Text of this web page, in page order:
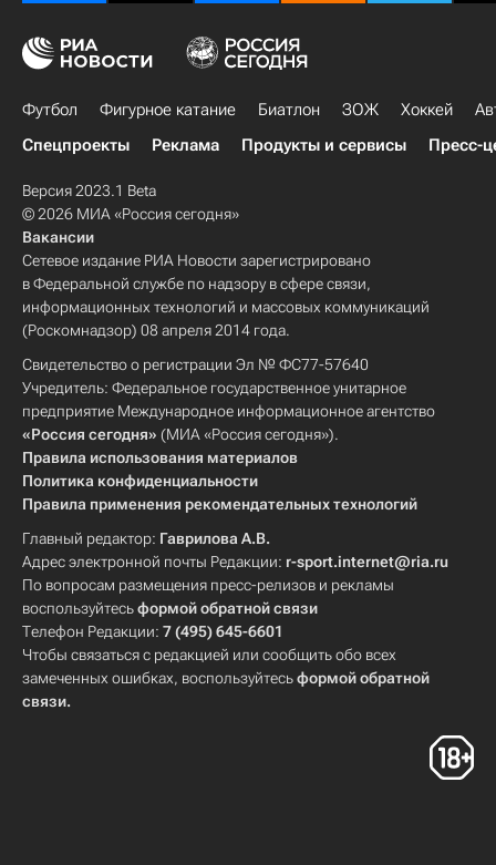
Футбол Фигурное катание Биатлон ЗОЖ Хоккей
Спецпроекты
Реклама Продукты и сервисы Пресс-
Версия 2023.1 Beta
© 2026 МИА «Россия сегодня»
Вакансии
Сетевое издание РИА Новости зарегистрировано
в Федеральной службе по надзору в сфере связи,
информационных технологий и массовых коммуникаций
(Роскомнадзор) 08 апреля 2014 года.
Свидетельство о регистрации Эл № ФС77-57640
Учредитель: Федеральное государственное унитарное
предприятие Международное информационное агентство
«Россия сегодня» (МИА «Россия сегодня»).
Правила использования материалов
Политика конфиденциальности
Правила применения рекомендательных технологий
Главный редактор: Гаврилова А.В.
Адрес электронной почты Редакции: r-sport.internet@ria.ru
По вопросам размещения пресс-релизов и рекламы
воспользуйтесьформой обратной связи
Телефон Редакции: 7 (495) 645-6601
Чтобы связаться с редакцией или сообщить обо всех
замеченных ошибках, воспользуйтесьформой обратной
связи.